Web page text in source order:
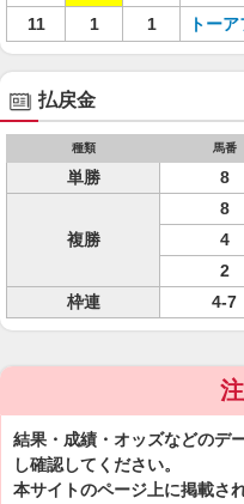
11
1 1 トー
払戻金
種類 馬番
単勝 8
複勝
8
4
2
枠連
4-7
結果・成績・オッズなどのデ
し確認してください。
本サイトのページ上に掲載さ